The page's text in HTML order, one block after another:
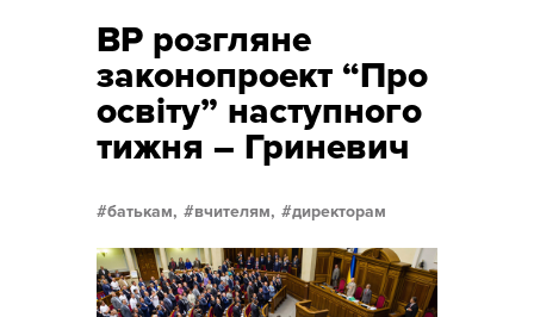
ВР розгляне
законопроект “Про
освіту” наступного
тижня – Гриневич
батькам, вчителям, директорам